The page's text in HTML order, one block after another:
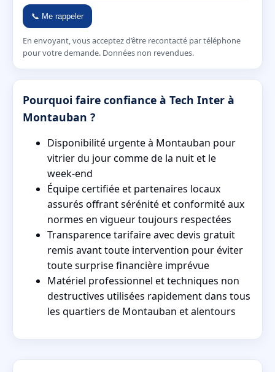
📞 Me rappeler
En envoyant, vous acceptez d’être recontacté par téléphone
pour votre demande. Données non revendues.
Pourquoi faire confiance à Tech Inter à
Montauban ?
Disponibilité urgente à Montauban pour
vitrier du jour comme de la nuit et le
week‑end
Équipe certifiée et partenaires locaux
assurés offrant sérénité et conformité aux
normes en vigueur toujours respectées
Transparence tarifaire avec devis gratuit
remis avant toute intervention pour éviter
toute surprise financière imprévue
Matériel professionnel et techniques non
destructives utilisées rapidement dans tous
les quartiers de Montauban et alentours